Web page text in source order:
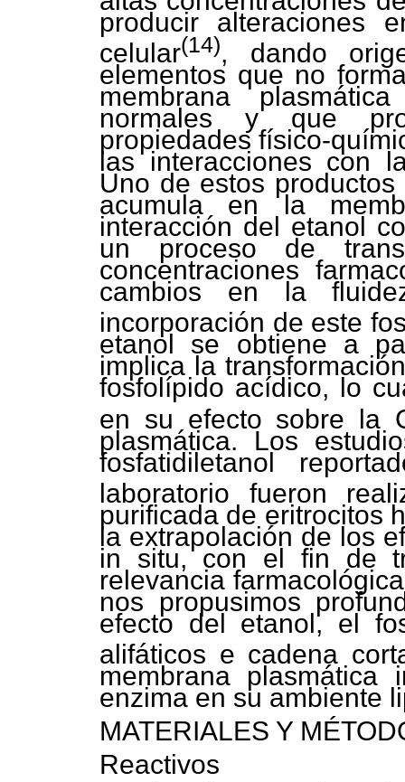
producir alteraciones
celular(14), dando
elementos que no
membrana
normales y que
propiedades físico-
las interacciones con
Uno de estos
acumula en la
interacción del etanol
un proceso de
concentraciones
cambios en la
incorporación de este
etanol se obtiene a
implica la
fosfolípido acídico, lo
en su efecto sobre la
plasmática. Los
fosfatidiletanol
laboratorio fueron
purificada de eritrocitos
la extrapolación de los
in situ, con el fin de
relevancia
nos propusimos
efecto del etanol, el
alifáticos e cadena
membrana plasmática
enzima en su ambiente
MATERIALES Y
Reactivos